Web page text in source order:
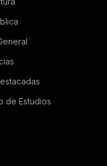
de Estudios